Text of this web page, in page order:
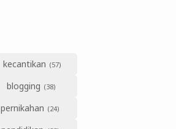
kecantikan
blogging
pernikahan